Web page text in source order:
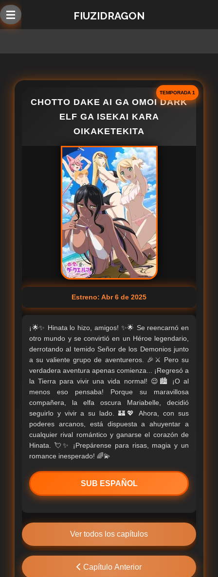
Ir
al
FIUZIDRAGON
TEMPORADA 1
CHOTTO DAKE AI GA OMOI DARK
ELF GA ISEKAI KARA
OIKAKETEKITA
Estreno: Abr 6 de 2025
¡🌟✨ Hinata lo hizo, amigos! ✨🌟 Se reencarnó en
otro mundo y se convirtió en un Héroe legendario,
derrotando al temido Señor de los Demonios junto
a su valiente grupo de aventureros. 🎉⚔️ Pero su
verdadera aventura apenas comienza... ¡Regresó a
la Tierra para vivir una vida normal! 😌🏙️ ¡O al
menos eso pensaba! Porque su maravillosa
compañera, la elfa oscura Mariabelle, decidió
seguirlo y vivir a su lado. 🏰💖 Ahora, con sus
poderes arcanos, está dispuesta a ahuyentar a
cualquier rival romántico y ganarse el corazón de
Hinata. 💘✨ ¡Prepárense para risas, magia y un
romance inesperado! 🌈💫
SUB ESPAÑOL
Ver todos los capítulos
Capítulo Anterior